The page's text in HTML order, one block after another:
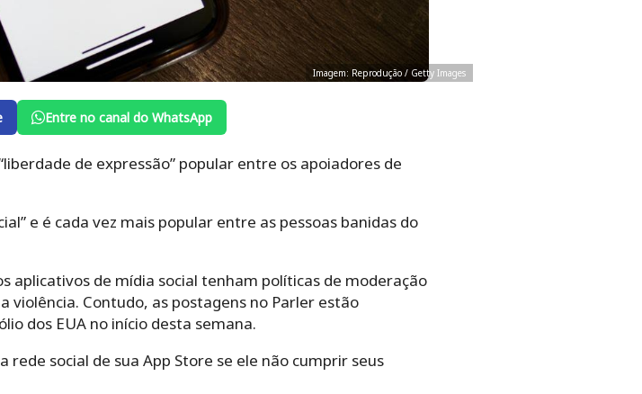
Imagem: Reprodução / Getty Images
Entre no canal do WhatsApp
de expressão” popular entre os apoiadores de
e é cada vez mais popular entre as pessoas banidas do
aplicativos de mídia social tenham políticas de moderação
Contudo, as postagens no Parler estão
dos EUA no início desta semana.
social de sua App Store se ele não cumprir seus